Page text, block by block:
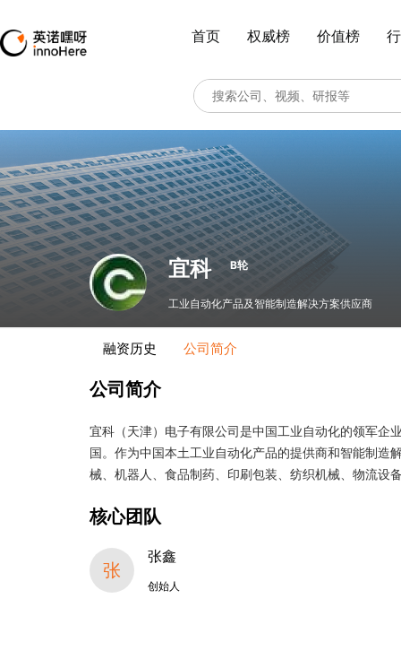
首页 权威榜 价值榜
宜科 B轮
工业自动化产品及智能制造解决方案供应商
融资历史 公司简介
公司简介
宜科（天津）电子有限公司是中国工业自动化的领军
国。作为中国本土工业自动化产品的提供商和智能制造
械、机器人、食品制药、印刷包装、纺织机械、物流设
核心团队
张
张鑫
创始人